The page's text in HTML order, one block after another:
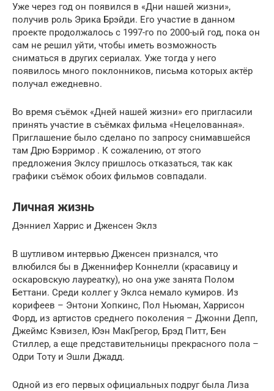
Уже через год он появился в «Дни нашей жизни»,
получив роль Эрика Брэйди. Его участие в данном
проекте продолжалось с 1997-го по 2000-ый год, пока он
сам не решил уйти, чтобы иметь возможность
сниматься в других сериалах. Уже тогда у него
появилось много поклонников, письма которых актёр
получал ежедневно.
Во время съёмок «Дней нашей жизни» его пригласили
принять участие в съёмках фильма «Нецелованная».
Приглашение было сделано по запросу снимавшейся
там Дрю Бэрримор . К сожалению, от этого
предложения Эклсу пришлось отказаться, так как
графики съёмок обоих фильмов совпадали.
Личная жизнь
Дэнниел Харрис и Дженсен Эклз
В шутливом интервью Дженсен признался, что
влюбился бы в Дженнифер Коннелли (красавицу и
оскаровскую лауреатку), но она уже занята Полом
Беттани. Среди коллег у Эклса немало кумиров. Из
корифеев – Энтони Хопкинс, Пол Ньюман, Харрисон
Форд, из артистов среднего поколения – Джонни Депп,
Джеймс Кэвизел, Юэн МакГрегор, Брэд Питт, Бен
Стиллер, а еще представительницы прекрасного пола –
Одри Тоту и Эшли Джадд.
Одной из его первых официальных подруг была Лиза